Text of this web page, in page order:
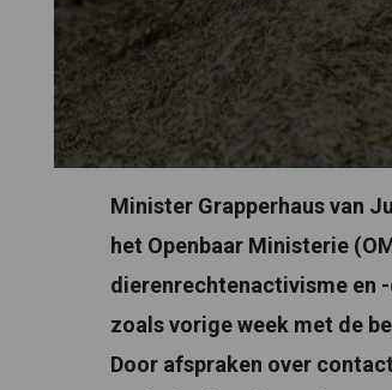
Minister Grapperhaus van
het Openbaar Ministerie
dierenrechtenactivisme en
zoals vorige week met de
Door afspraken over